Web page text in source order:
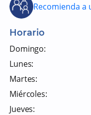
Recomienda a
Horario
Domingo:
Lunes:
Martes:
Miércoles:
Jueves: